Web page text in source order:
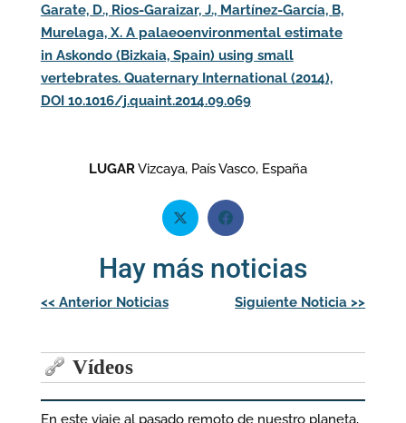
Garate, D., Rios-Garaizar, J., Martínez-García, B,
Murelaga, X. A palaeoenvironmental estimate
in Askondo (Bizkaia, Spain) using small
vertebrates. Quaternary International (2014),
DOI 10.1016/j.quaint.2014.09.069
LUGARVizcaya, País Vasco, España
Hay más noticias
Navegación
de
<< Anterior Noticias Siguiente Noticia >>
Vídeos
En este viaje al pasado remoto de nuestro planeta,